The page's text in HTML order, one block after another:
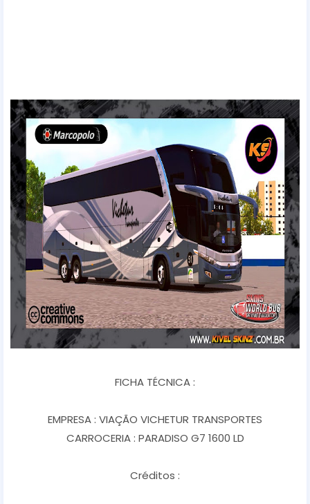
FICHA TÉCNICA :
EMPRESA : VIAÇÃO VICHETUR TRANSPORTES
CARROCERIA : PARADISO G7 1600 LD
Créditos :